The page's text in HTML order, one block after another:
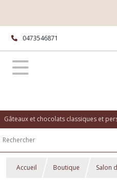
0473546871
Gâteaux et chocolats classiques et
Accueil Boutique Salon